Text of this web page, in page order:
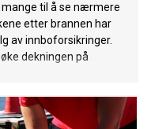
til å se nærmere
etter brannen har
av innboforsikringer.
dekningen på